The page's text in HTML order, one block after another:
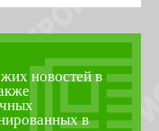
новостей в
в